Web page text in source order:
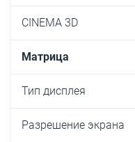
CINEMA 3D
Матрица
Тип дисплея
Разрешение экрана